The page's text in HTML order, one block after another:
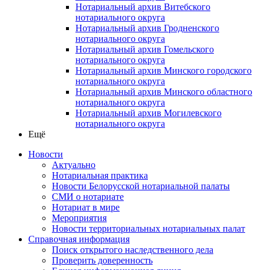
Нотариальный архив Витебского
нотариального округа
Нотариальный архив Гродненского
нотариального округа
Нотариальный архив Гомельского
нотариального округа
Нотариальный архив Минского городского
нотариального округа
Нотариальный архив Минского областного
нотариального округа
Нотариальный архив Могилевского
нотариального округа
Ещё
Новости
Актуально
Нотариальная практика
Новости Белорусской нотариальной палаты
СМИ о нотариате
Нотариат в мире
Мероприятия
Новости территориальных нотариальных палат
Справочная информация
Поиск открытого наследственного дела
Проверить доверенность